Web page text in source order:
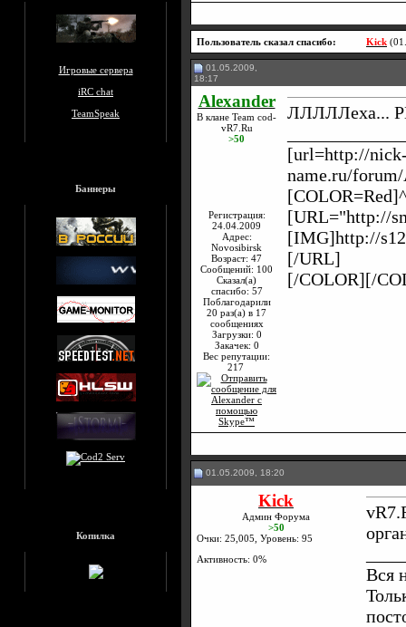
Игровые сервера
iRC chat
TeamSpeak
Баннеры
Копилка
Пользователь сказал cпасибо: Kick
01.05.2009,
18:17
Alexander
В клане Team cod-
vR7.Ru
>50
Регистрация:
24.04.2009
Адрес:
Novosibirsk
Возраст: 47
Сообщений: 100
Сказал(а)
спасибо: 57
Поблагодарили
20 раз(а) в 17
сообщениях
Загрузки: 0
Закачек: 0
Вес репутации:
217
ЛЛЛЛЛеха...
[url=http://
name.ru/
[URL="http://
[IMG]http://
[/URL]
[/COLOR][/
01.05.2009, 18:20
Kick
Админ Форума
>50
Очки: 25,005, Уровень: 95
Активность: 0%
Вся